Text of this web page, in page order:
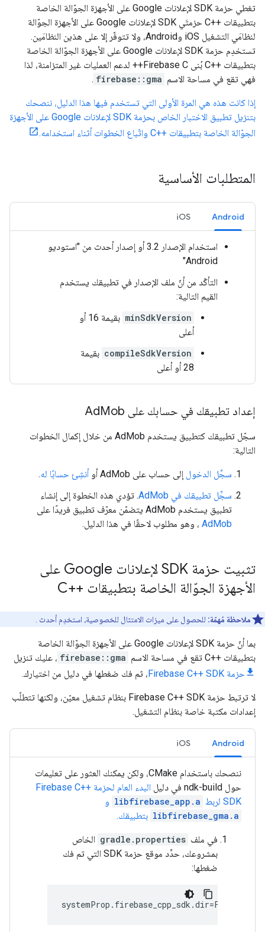
تغطي حزمة SDK لإعلانات Google على الأجهزة الجوّالة الخاصة
بتطبيقات ++C حزمتَي SDK لإعلانات Google على الأجهزة الجوّالة
لنظامَي التشغيل iOS وAndroid، ولا تتوفّر إلا على هذين النظامَين.
تستخدِم حزمة SDK لإعلانات Google على الأجهزة الجوّالة الخاصة
بتطبيقات ++C بُنى Firebase C++ لدعم العمليات غير المتزامنة، لذا
فهي تقع في مساحة الاسم firebase::gma
.
إذا كانت هذه هي المرة الأولى التي تستخدم فيها هذا الدليل، ننصحك
بتنزيل تطبيق الاختبار الخاص بحزمة SDK لإعلانات Google على الأجهزة
الجوّالة الخاصة بتطبيقات ++C واتّباع الخطوات أثناء استخدامه.
المتطلبات الأساسية
Android
iOS
استخدام الإصدار 3.2 أو إصدار أحدث من "استوديو
Android"
التأكّد من أنّ ملف الإصدار في تطبيقك يستخدم
القيم التالية:
minSdkVersion
بقيمة 16 أو
أعلى
compileSdkVersion بقيمة
28 أو أعلى
إعداد تطبيقك في حسابك على Ad Mob
سجّل تطبيقك كتطبيق يستخدم AdMob من خلال إكمال الخطوات
التالية:
سجِّل الدخول إلى حساب على AdMob أو أنشِئ حسابًا له.
سجِّل تطبيقك في AdMob
. تؤدي هذه الخطوة إلى إنشاء
تطبيق يستخدم AdMob يتضمّن معرّف تطبيق فريدًا على
AdMob ، وهو مطلوب لاحقًا في هذا الدليل.
تثبيت حزمة SDK لإعلانات Google على
الأجهزة الجوّالة الخاصة بتطبيقات ++C
ملاحظة مُهمّة: للحصول على ميزات الامتثال للخصوصية، استخدِم أحدث .
بما أنّ حزمة SDK لإعلانات Google على الأجهزة الجوّالة الخاصة
بتطبيقات ++C تقع في مساحة الاسم
firebase::gma ، عليك تنزيل
حزمة Firebase C++ SDK
، ثم فك ضغطها في دليل من اختيارك.
لا ترتبط حزمة Firebase C++ SDK بنظام تشغيل معيّن، ولكنها تتطلّب
إعدادات مكتبة خاصة بنظام التشغيل.
Android
iOS
ننصحك باستخدام CMake، ولكن يمكنك العثور على تعليمات
حول ndk-build في دليل
البدء العام لحزمة Firebase C++
SDK لربط
libfirebase_app.a و
libfirebase_gma.a بتطبيقك.
في ملف gradle.properties الخاص
بمشروعك، حدِّد موقع حزمة SDK التي تم فك
ضغطها: